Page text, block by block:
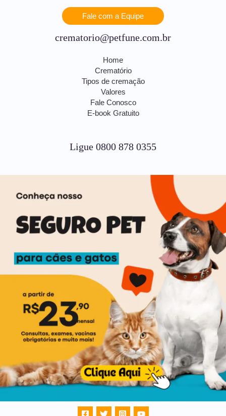
Fale com a Equipe
crematorio@petfune.com.br
Home
Crematório
Tipos de cremação
Valores
Fale Conosco
E-book Gratuito
Ligue 0800 878 0355